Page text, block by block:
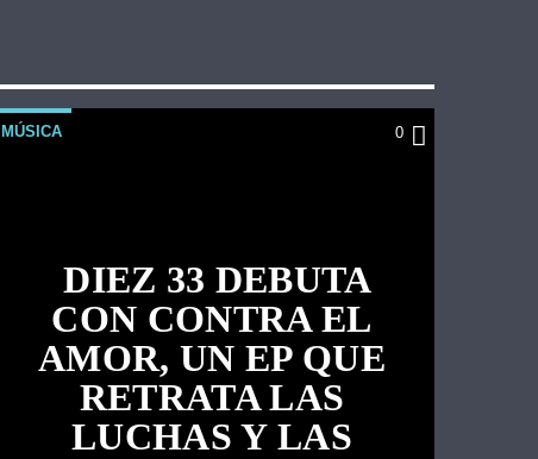
MÚSICA 0
DIEZ 33 DEBUTA
CON CONTRA EL
AMOR, UN EP QUE
RETRATA LAS
LUCHAS Y LAS